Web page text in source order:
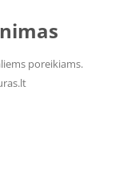
poreikiams.